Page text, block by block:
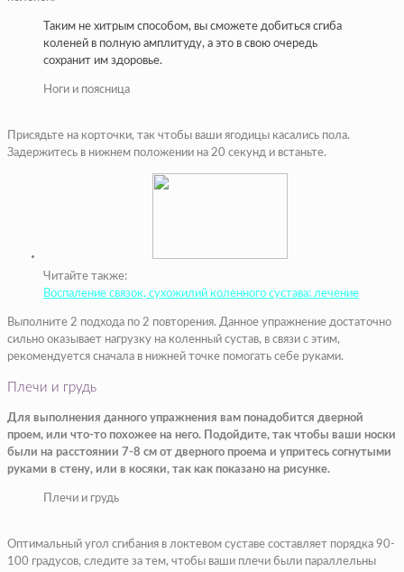
Таким не хитрым способом, вы сможете добиться сгиба
коленей в полную амплитуду, а это в свою очередь
сохранит им здоровье.
Ноги и поясница
Присядьте на корточки, так чтобы ваши ягодицы касались пола.
Задержитесь в нижнем положении на 20 секунд и встаньте.
Читайте также:
Воспаление связок, сухожилий коленного сустава: лечение
Выполните 2 подхода по 2 повторения. Данное упражнение достаточно
сильно оказывает нагрузку на коленный сустав, в связи с этим,
рекомендуется сначала в нижней точке помогать себе руками.
Плечи и грудь
Для выполнения данного упражнения вам понадобится дверной
проем, или что-то похожее на него. Подойдите, так чтобы ваши носки
были на расстоянии 7-8 см от дверного проема и упритесь согнутыми
руками в стену, или в косяки, так как показано на рисунке.
Плечи и грудь
Оптимальный угол сгибания в локтевом суставе составляет порядка 90-
100 градусов, следите за тем, чтобы ваши плечи были параллельны